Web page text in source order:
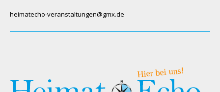
heimatecho-veranstaltungen@gmx.de